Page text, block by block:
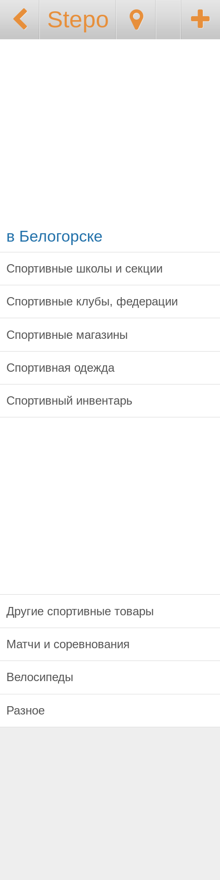
Stepo
в Белогорске
Спортивные школы и секции
Спортивные клубы, федерации
Спортивные магазины
Спортивная одежда
Спортивный инвентарь
Другие спортивные товары
Матчи и соревнования
Велосипеды
Разное